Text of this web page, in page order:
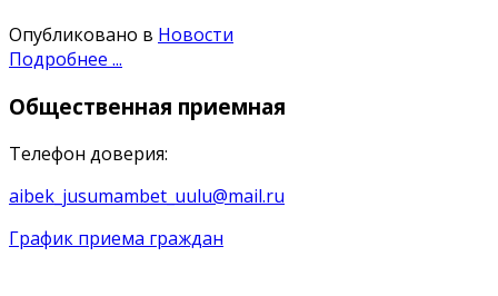
Опубликовано в Новости
Подробнее ...
Общественная приемная
Телефон доверия:
aibek_jusumambet_uulu@mail.ru
График приема граждан